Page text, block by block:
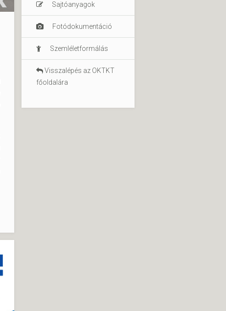
Sajtóanyagok
Fotódokumentáció
Szemléletformálás
Visszalépés az OKTKT
főoldalára